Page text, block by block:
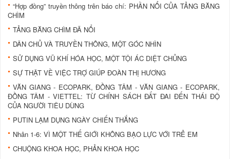
“Hợp đồng” truyền thông trên báo chí: PHẦN NỔI CỦA TẢNG BĂNG
CHÌM
TẢNG BĂNG CHÌM ĐÃ NỔI
DÂN CHỦ VÀ TRUYỀN THÔNG, MỘT GÓC NHÌN
SỬ DỤNG VŨ KHÍ HÓA HỌC, MỘT TỘI ÁC DIỆT CHỦNG
SỰ THẬT VỀ VIỆC TRỢ GIÚP ĐOÀN THỊ HƯƠNG
VĂN GIANG - ECOPARK, ĐỒNG TÂM - VĂN GIANG - ECOPARK,
ĐỒNG TÂM - VIETTEL: TỪ CHÍNH SÁCH ĐẤT ĐAI ĐẾN THÁI ĐỘ
CỦA NGƯỜI TIÊU DÙNG
PUTIN LẠM DỤNG NGÀY CHIẾN THẮNG
Nhân 1-6: VÌ MỘT THẾ GIỚI KHÔNG BẠO LỰC VỚI TRẺ EM
CHUỘNG KHOA HỌC, PHẢN KHOA HỌC